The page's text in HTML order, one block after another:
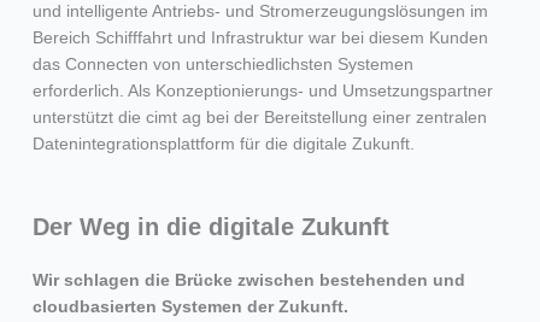
und intelligente Antriebs- und Stromerzeugungslösungen im
Bereich Schifffahrt und Infrastruktur war bei diesem Kunden
das Connecten von unterschiedlichsten Systemen
erforderlich. Als Konzeptionierungs- und Umsetzungspartner
unterstützt die cimt ag bei der Bereitstellung einer zentralen
Datenintegrationsplattform für die digitale Zukunft.
Der Weg in die digitale Zukunft
Wir schlagen die Brücke zwischen bestehenden und
cloudbasierten Systemen der Zukunft.